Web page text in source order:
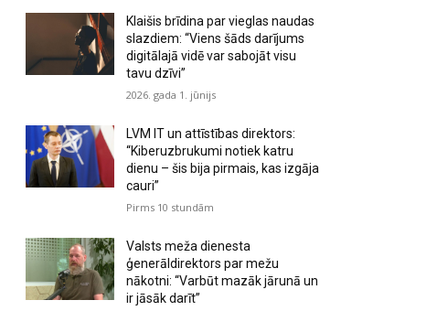
Klaišis brīdina par vieglas naudas
slazdiem: “Viens šāds darījums
digitālajā vidē var sabojāt visu
tavu dzīvi”
2026. gada 1. jūnijs
LVM IT un attīstības direktors:
“Kiberuzbrukumi notiek katru
dienu – šis bija pirmais, kas izgāja
cauri”
Pirms 10 stundām
Valsts meža dienesta
ģenerāldirektors par mežu
nākotni: “Varbūt mazāk jārunā un
ir jāsāk darīt”